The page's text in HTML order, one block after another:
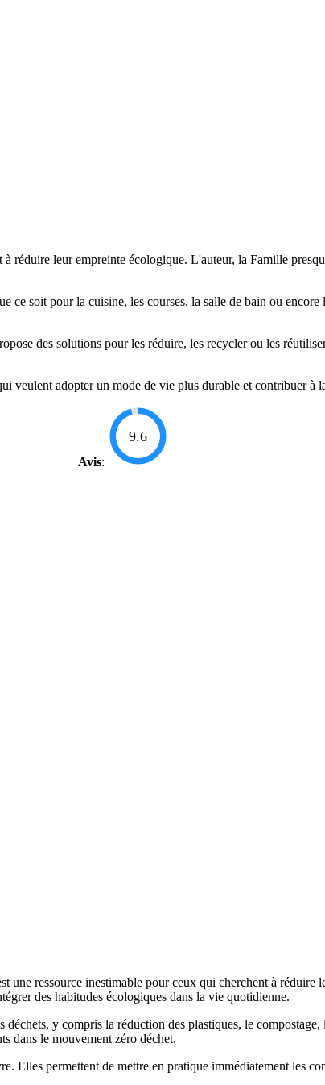
leur empreinte écologique. L'auteur, la Famille
ce soit pour la cuisine, les courses, la salle de bain ou
des solutions pour les réduire, les recycler ou les
veulent adopter un mode de vie plus durable et contribuer à
Avis:
9.6
ressource inestimable pour ceux qui cherchent à réduire
des habitudes écologiques dans la vie quotidienne.
y compris la réduction des plastiques, le
dans le mouvement zéro déchet.
Elles permettent de mettre en pratique immédiatement les